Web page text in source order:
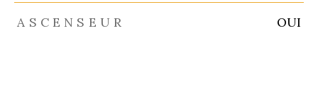
ASCENSEUR OUI